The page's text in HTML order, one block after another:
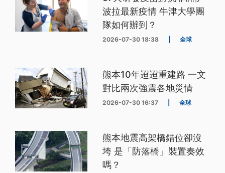
波拉最新疫情 牛津大學團
隊如何辦到？
2026-07-30 18:38 全球
熊本10年迢迢重建路 一文
對比兩次強震各地災情
2026-07-30 16:37 全球
熊本地震高架橋錯位卻沒
垮 是「防落橋」裝置奏效
嗎？